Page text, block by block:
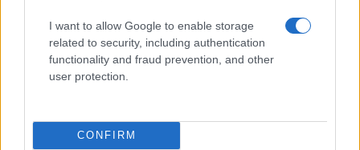
I want to allow Google to enable storage
related to security, including authentication
functionality and fraud prevention, and other
user protection.
CONFIRM
weekend da cinema
Un weekend all'insegna del divertimento con le ultime uscite